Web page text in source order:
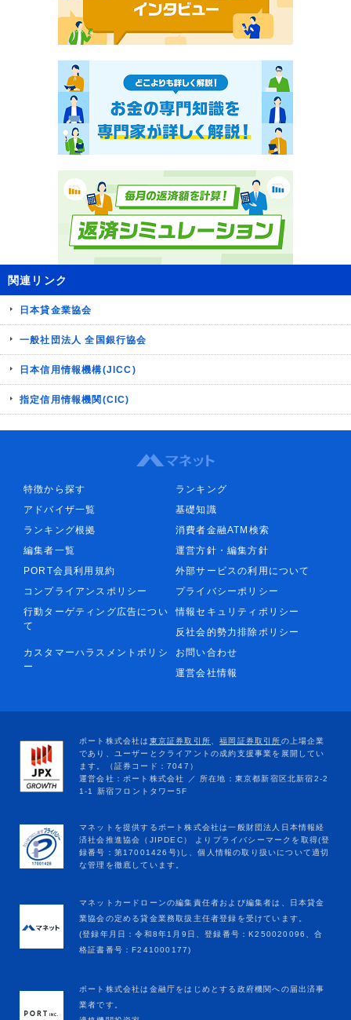
関連リンク
日本貸金業協会
一般社団法人 全国銀行協会
日本信用情報機構(JICC)
指定信用情報機関(CIC)
特徴から探す
ランキング
アドバイザ一覧
基礎知識
ランキング根拠
消費者金融ATM検索
編集者一覧
運営方針・編集方針
PORT会員利用規約
外部サービスの利用について
コンプライアンスポリシー
プライバシーポリシー
行動ターゲティング広告につい
て
情報セキュリティポリシー
反社会的勢力排除ポリシー
カスタマーハラスメントポリシ
ー
お問い合わせ
運営会社情報
マネットカードローンの編集責任者および編集者は、日本貸金
業協会の定める貸金業務取扱主任者登録を受けています。
(登録年月日：令和8年1月9日、登録番号：K250020096、合
格証書番号：F241000177)
ポート株式会社は金融庁をはじめとする政府機関への届出済事
業者です。